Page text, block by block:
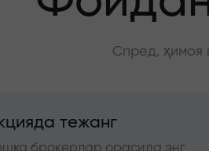
Спред, ҳимоя
тежанг
брокерлар орасида энг